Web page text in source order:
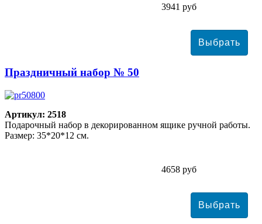
3941 руб
Праздничный набор № 50
Артикул: 2518
Подарочный набор в декорированном ящике ручной работы.
Размер: 35*20*12 см.
4658 руб